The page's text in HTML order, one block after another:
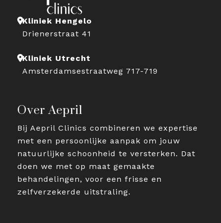
Kliniek Hengelo
Drienerstraat 41
Kliniek Utrecht
Amsterdamsestraatweg 717-719
Over Aepril
Bij Aepril Clinics combineren we expertise
met een persoonlijke aanpak om jouw
natuurlijke schoonheid te versterken. Dat
doen we met op maat gemaakte
behandelingen, voor een frisse en
zelfverzekerde uitstraling.